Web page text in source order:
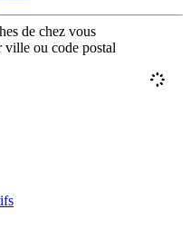
de chez vous
ville ou code postal